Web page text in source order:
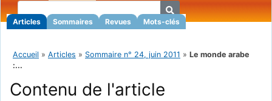
Articles Sommaires Revues Mots-clés
Accueil » Articles » Sommaire n° 24, juin 2011 » Le monde arabe
:...
Contenu de l'article